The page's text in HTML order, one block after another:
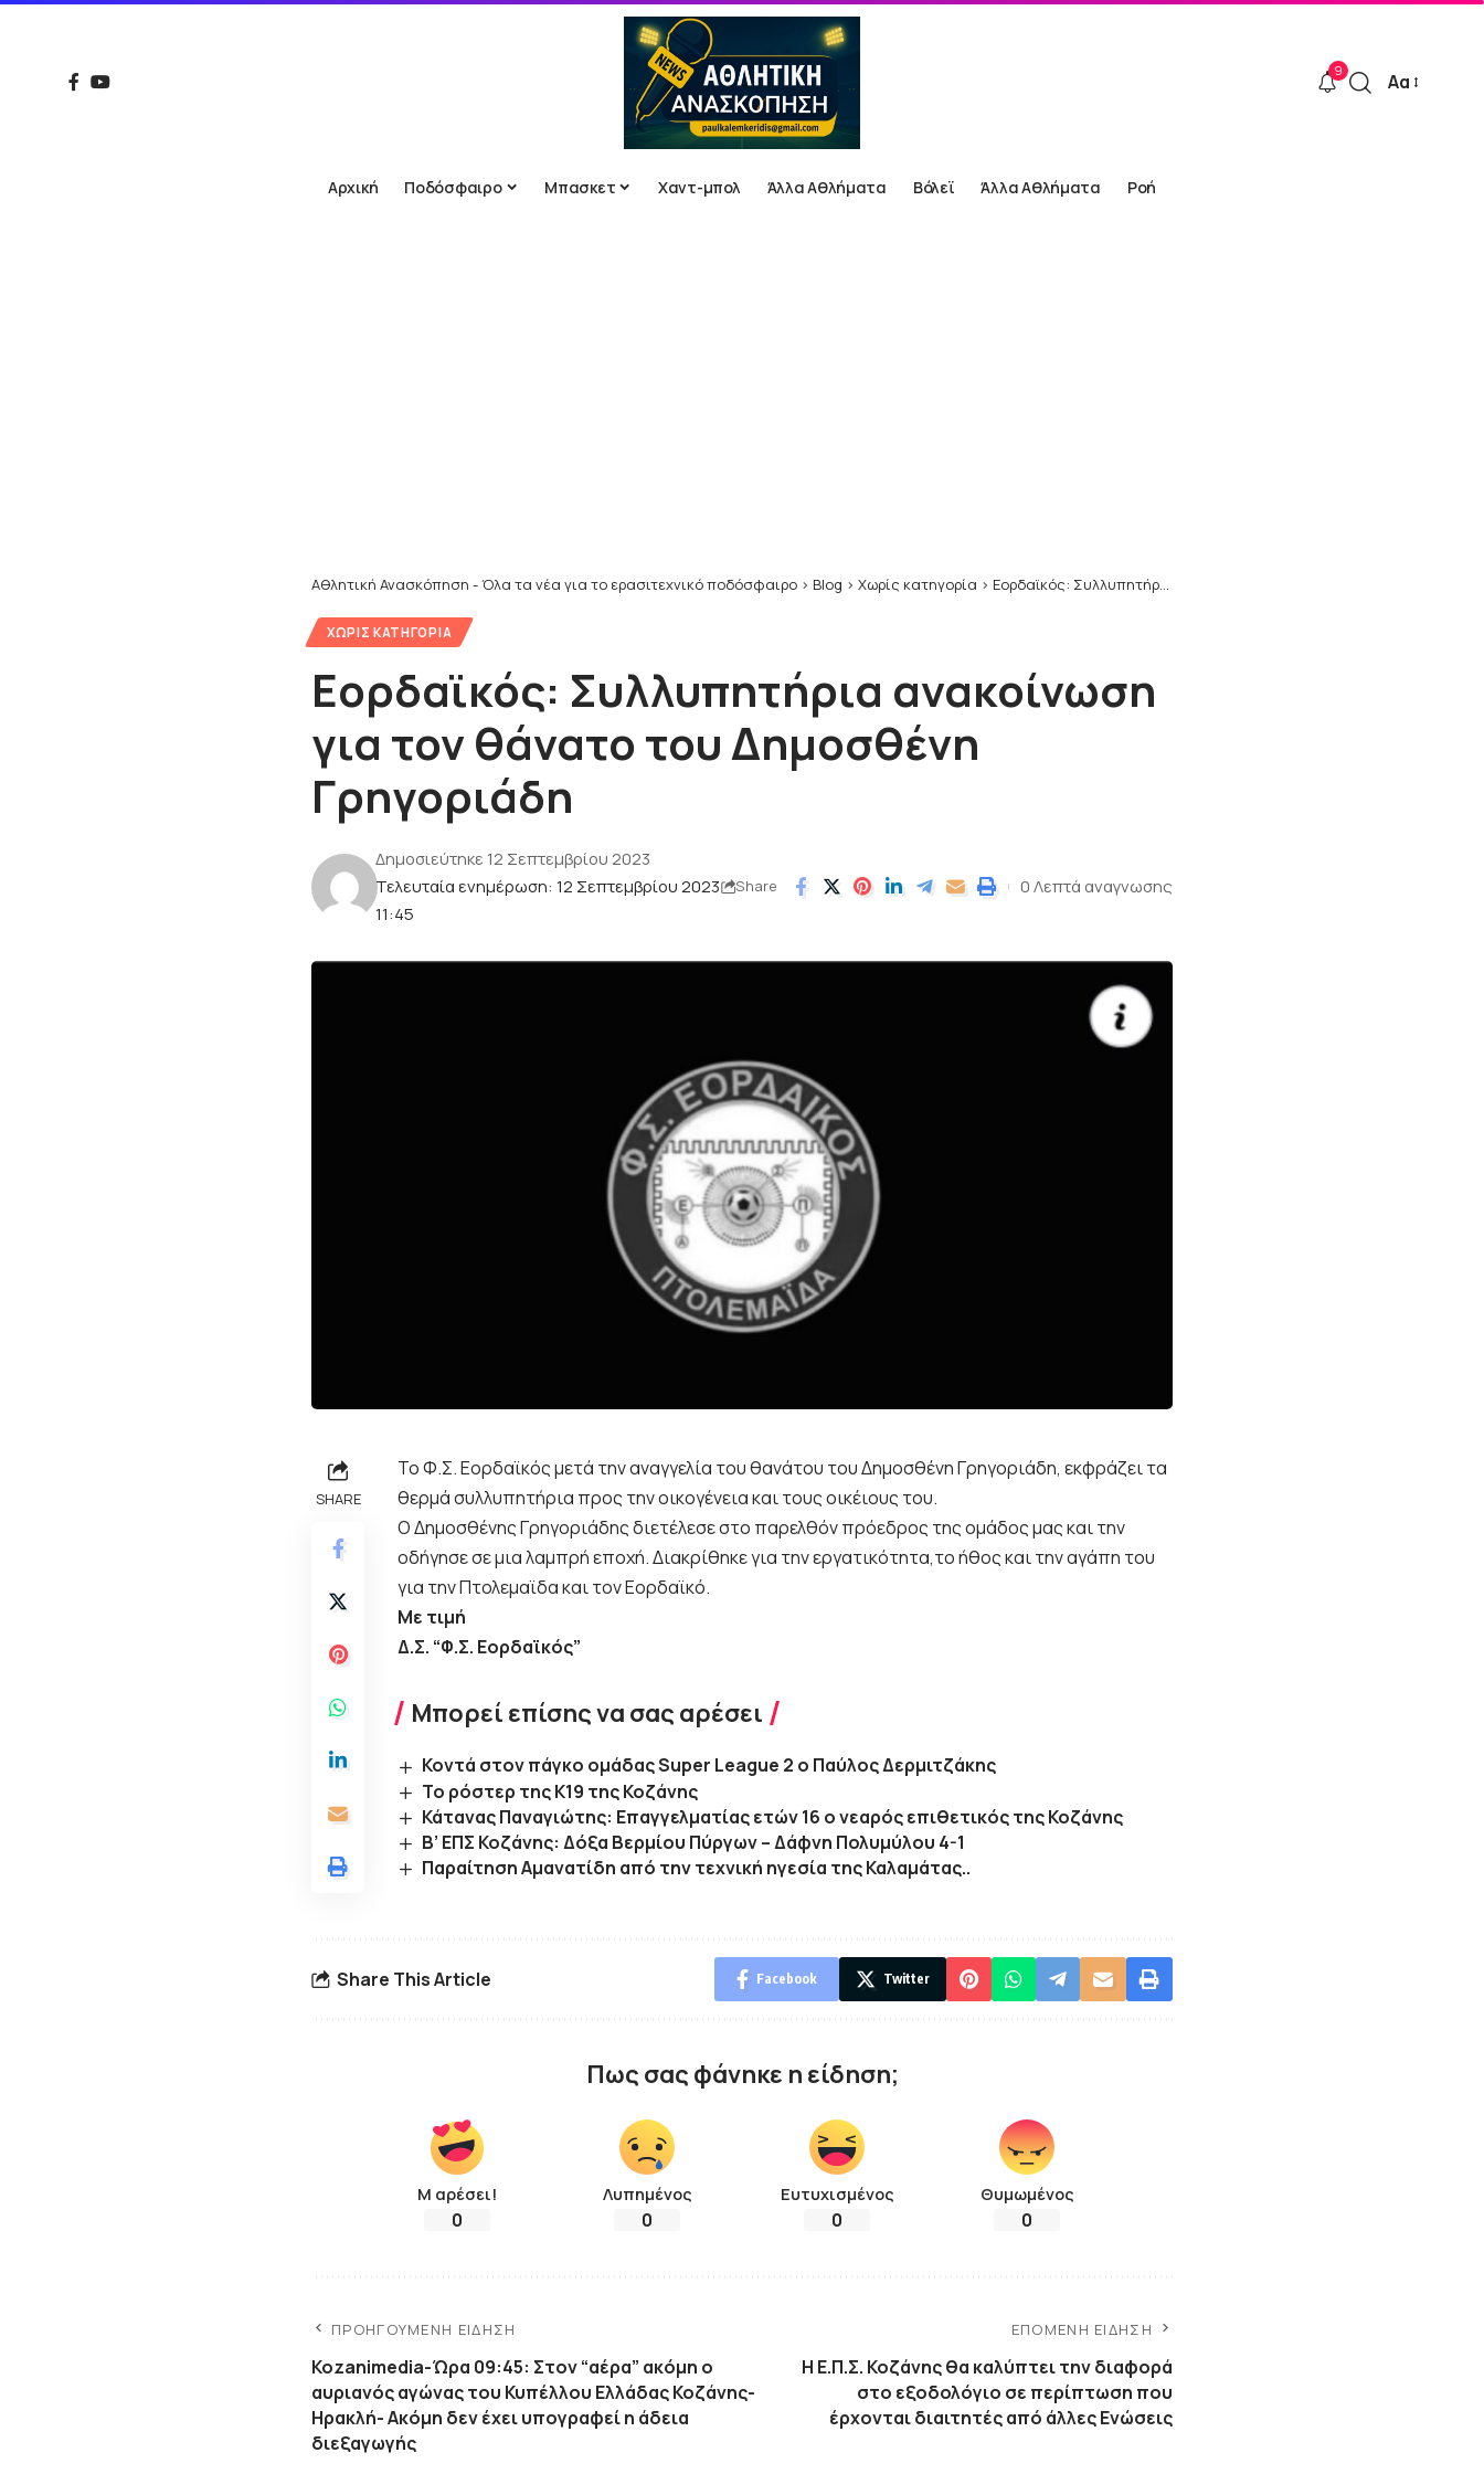
9
Font
Αα
Αρχική Ποδόσφαιρο Μπασκετ Χαντ-μπολ Άλλα Αθλήματα Βόλεϊ Άλλα Αθλήματα Ροή
Αθλητική Ανασκόπηση - Όλα τα νέα για το ερασιτεχνικό ποδόσφαιρο > Blog > Χωρίς κατηγορία > Εορδαϊκός: Συλλυπητήρια ανακοίνωση για τον θάνατο του Δημοσθένη Γρηγοριάδη
ΧΩΡΊΣ ΚΑΤΗΓΟΡΊΑ
Εορδαϊκός: Συλλυπητήρια ανακοίνωση
για τον θάνατο του Δημοσθένη
Γρηγοριάδη
Τελευταία ενημέρωση: 12 Σεπτεμβρίου 2023
11:45
Δημοσιεύτηκε 12 Σεπτεμβρίου 2023
Share 0 Λεπτά αναγνωσης
SHARE
Το Φ.Σ. Εορδαϊκός μετά την αναγγελία του θανάτου του Δημοσθένη Γρηγοριάδη, εκφράζει τα
θερμά συλλυπητήρια προς την οικογένεια και τους οικέιους του.
Ο Δημοσθένης Γρηγοριάδης διετέλεσε στο παρελθόν πρόεδρος της ομάδος μας και την
οδήγησε σε μια λαμπρή εποχή. Διακρίθηκε για την εργατικότητα,το ήθος και την αγάπη του
για την Πτολεμαϊδα και τον Εορδαϊκό.
Με τιμή
Δ.Σ. “Φ.Σ. Εορδαϊκός”
Μπορεί επίσης να σας αρέσει
Κοντά στον πάγκο ομάδας Super League 2 ο Παύλος Δερμιτζάκης
Το ρόστερ της Κ19 της Κοζάνης
Κάτανας Παναγιώτης: Επαγγελματίας ετών 16 ο νεαρός επιθετικός της Κοζάνης
Β’ ΕΠΣ Κοζάνης: Δόξα Βερμίου Πύργων – Δάφνη Πολυμύλου 4-1
Παραίτηση Αμανατίδη από την τεχνική ηγεσία της Καλαμάτας..
Share This Article Facebook Twitter
Πως σας φάνηκε η είδηση;
Μ αρέσει!
0
Λυπημένος
0
Ευτυχισμένος
0
Θυμωμένος
0
ΠΡΟΗΓΟΎΜΕΝΗ ΕΊΔΗΣΗ
Kozanimedia-Ώρα 09:45: Στον “αέρα” ακόμη ο
αυριανός αγώνας του Κυπέλλου Ελλάδας Κοζάνης-
Ηρακλή- Ακόμη δεν έχει υπογραφεί η άδεια
διεξαγωγής
ΕΠΌΜΕΝΗ ΕΊΔΗΣΗ
Η Ε.Π.Σ. Κοζάνης θα καλύπτει την διαφορά
στο εξοδολόγιο σε περίπτωση που
έρχονται διαιτητές από άλλες Ενώσεις